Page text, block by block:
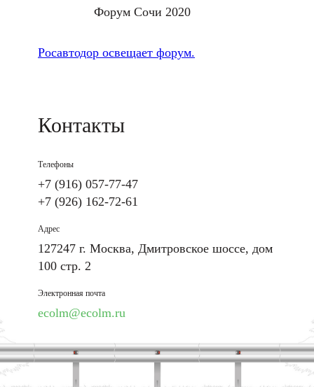
Форум Сочи 2020
Росавтодор освещает форум.
Контакты
Телефоны
+7 (916) 057-77-47
+7 (926) 162-72-61
Адрес
127247 г. Москва, Дмитровское шоссе, дом
100 стр. 2
Электронная почта
ecolm@ecolm.ru